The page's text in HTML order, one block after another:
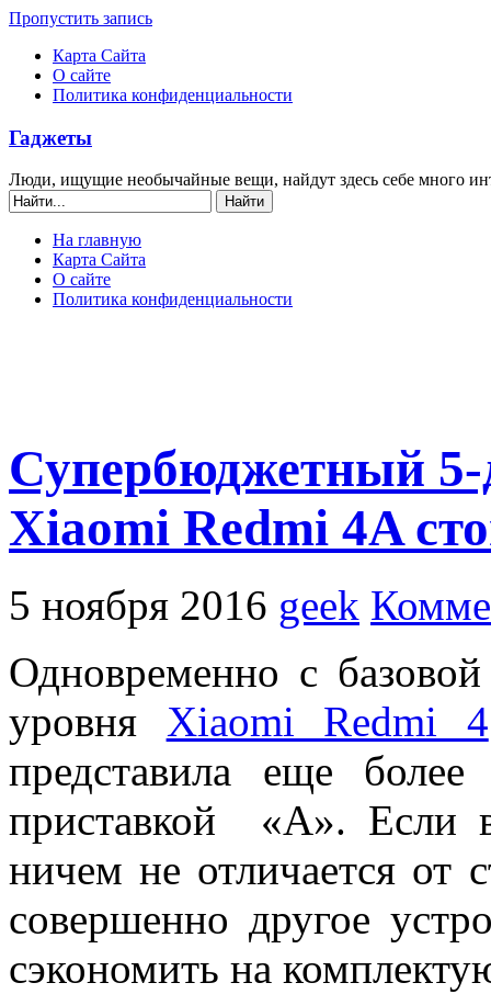
Пропустить запись
Карта Сайта
О сайте
Политика конфиденциальности
Гаджеты
Люди, ищущие необычайные вещи, найдут здесь себе много
На главную
Карта Сайта
О сайте
Политика конфиденциальности
Супербюджетный
Xiaomi Redmi 4A
5 ноября 2016 geek
Одновременно с
уровня Xiaomi Redmi 4
представила еще
приставкой «A». Если
ничем не отличается от
совершенно другое
сэкономить на